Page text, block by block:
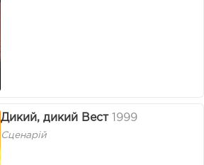
Дикий, дикий Вест 1999
Сценарій